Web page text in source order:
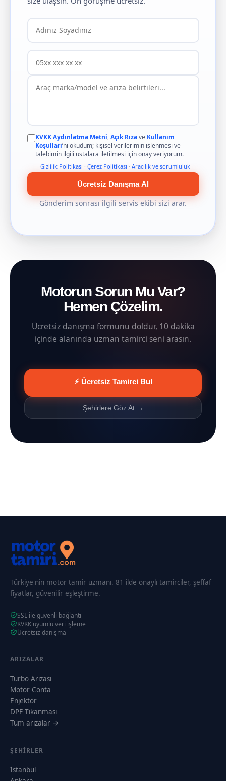
KVKK Aydınlatma Metni,Açık Rızave Kullanım
Koşulları’nı okudum; kişisel verilerimin işlenmesi ve
talebimin ilgili ustalara iletilmesi için onay veriyorum.
Gizlilik Politikası · Çerez Politikası · Aracılık ve sorumluluk
Ücretsiz Danışma Al
Gönderim sonrası ilgili servis ekibi sizi arar.
Motorun Sorun Mu Var?
Hemen Çözelim.
Ücretsiz danışma formunu doldur, 10 dakika
içinde alanında uzman tamirci seni arasın.
⚡ Ücretsiz Tamirci Bul
Şehirlere Göz At →
Türkiye'nin motor tamir uzmanı. 81 ilde onaylı tamirciler, şeffaf
fiyatlar, güvenilir eşleştirme.
SSL ile güvenli bağlantı
KVKK uyumlu veri işleme
Ücretsiz danışma
ARIZALAR
Turbo Arızası
Motor Conta
Enjektör
DPF Tıkanması
Tüm arızalar →
ŞEHIRLER
İstanbul